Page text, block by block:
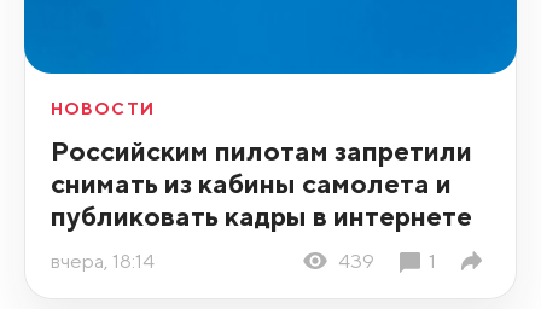
НОВОСТИ
Российским пилотам запретили
снимать из кабины самолета и
публиковать кадры в интернете
вчера, 18:14 439 1